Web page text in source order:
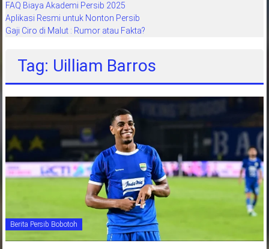
khusus
sepakbola
jawa
barat
indonesia
FAQ Biaya Akademi Persib 2025
Aplikasi Resmi untuk Nonton Persib
Gaji Ciro di Malut : Rumor atau Fakta?
Tag: Uilliam Barros
Berita Persib Bobotoh